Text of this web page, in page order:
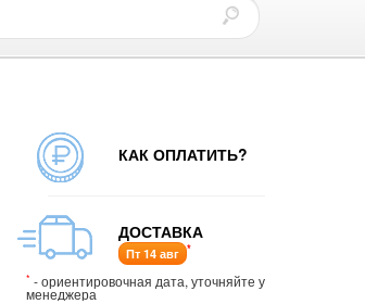
КАК ОПЛАТИТЬ?
ДОСТАВКА
Пт 14 авг *
* - ориентировочная дата, уточняйте у
менеджера